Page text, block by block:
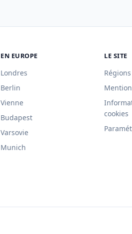
EN EUROPE
Londres
Berlin
Vienne
Budapest
Varsovie
Munich
LE SITE
cookies